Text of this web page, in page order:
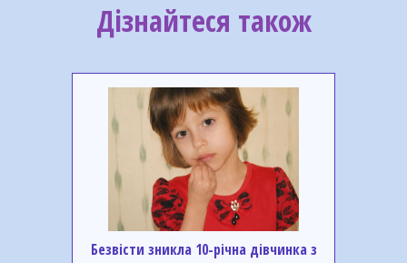
Дізнайтеся також
Безвісти зникла 10-річна дівчинка з